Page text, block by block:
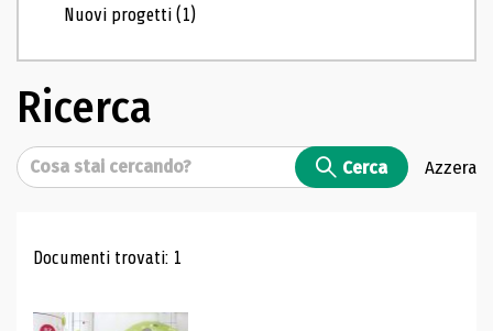
Nuovi progetti(1)
Ricerca
Cerca Cerca Azzera
Risultati di ricerca
Documenti trovati: 1